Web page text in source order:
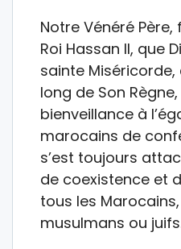
Notre Vénéré
Roi Hassan II, que
sainte
long de Son
bienveillance à
marocains de
s’est toujours
de coexistence et
tous les
musulmans ou